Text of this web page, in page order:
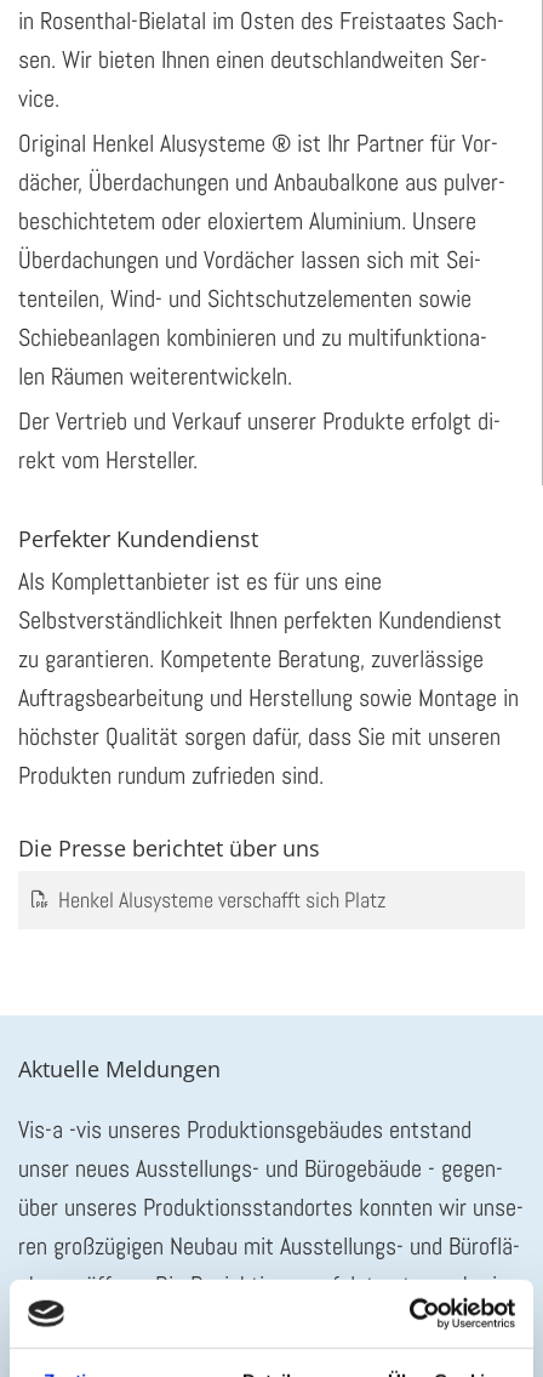
in Ro­sen­thal-Biela­tal im Osten des Frei­staa­tes Sach­
sen. Wir bie­ten Ihnen einen deutsch­land­wei­ten Ser­
vice.
Ori­gi­nal Hen­kel Alu­sys­te­me ® ist Ihr Part­ner für Vor­
dä­cher, Über­da­chun­gen und An­baub­al­ko­ne aus pul­ver­
be­schich­te­tem oder elo­xier­tem Alu­mi­ni­um. Un­se­re
Über­da­chun­gen und Vor­dä­cher las­sen sich mit Sei­
ten­tei­len, Wind- und Sicht­schut­z­ele­men­ten sowie
Schie­be­an­la­gen kom­bi­nie­ren und zu mul­ti­funk­tio­na­
len Räu­men wei­ter­ent­wi­ckeln.
Der Ver­trieb und Ver­kauf un­se­rer Pro­duk­te er­folgt di­
rekt vom Her­stel­ler.
Perfekter Kundendienst
Als Komplettanbieter ist es für uns eine
Selbstverständlichkeit Ihnen perfekten Kundendienst
zu garantieren. Kompetente Beratung, zuverlässige
Auftragsbearbeitung und Herstellung sowie Montage in
höchster Qualität sorgen dafür, dass Sie mit unseren
Produkten rundum zufrieden sind.
Die Presse berichtet über uns
Henkel Alusysteme verschafft sich Platz
Aktuelle Meldungen
Vis-a -vis un­se­res Pro­duk­ti­ons­ge­bäu­des ent­stand
unser neues Aus­stel­lungs- und Bü­ro­ge­bäu­de - ge­gen­
über un­se­res Pro­duk­ti­ons­stand­or­tes konn­ten wir un­se­
ren groß­zü­gi­gen Neu­bau mit Aus­stel­lungs- und Bü­ro­flä­
chen er­öff­nen. Die Be­sich­ti­gung er­folgt unter vor­he­ri­
ger Ter­min­ab­spra­che.